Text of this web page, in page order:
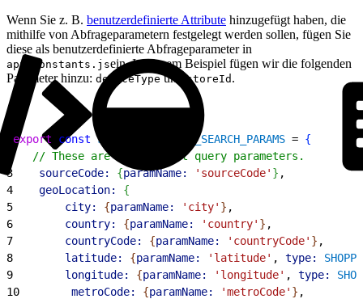
Wenn Sie z. B. benutzerdefinierte Attribute hinzugefügt haben, die
mithilfe von Abfrageparametern festgelegt werden sollen, fügen Sie
diese als benutzerdefinierte Abfrageparameter in
app/constants.jsein. In diesem Beispiel fügen wir die folgenden
Parameter hinzu: deviceTypeundstoreId .
export const SHOPPER_CONTEXT_SEARCH_PARAMS = {
   // These are the default query parameters.
3
    sourceCode:
{paramName: 'sourceCode' } ,
4
    geoLocation:
{
5
        city:
{paramName: 'city' } ,
6
        country:
{paramName: 'country' } ,
7
        countryCode:
{paramName: 'countryCode' } ,
8
        latitude:
{paramName: 'latitude' , type:
9
        longitude:
{paramName: 'longitude' , type:
10
        metroCode:
{paramName: 'metroCode' } ,